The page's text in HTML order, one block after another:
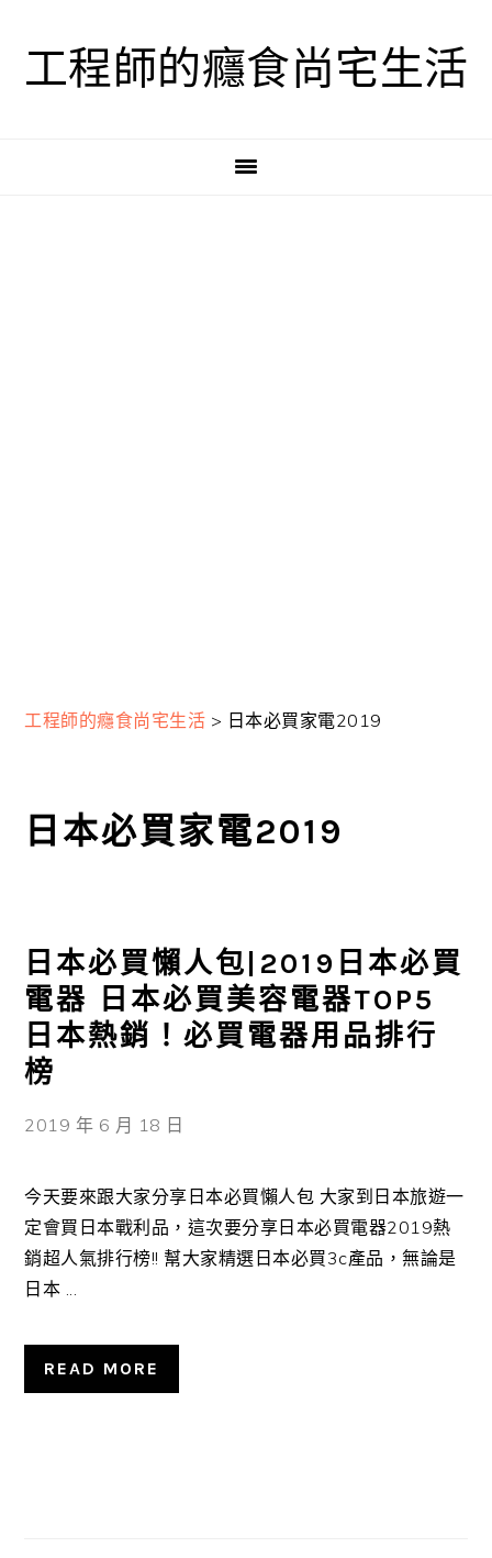
工程師的癮食尚宅生活
工程師的癮食尚宅生活 > 日本必買家電2019
日本必買家電2019
日本必買懶人包|2019日本必買
電器 日本必買美容電器TOP5
日本熱銷！必買電器用品排行
榜
2019 年 6 月 18 日
今天要來跟大家分享日本必買懶人包 大家到日本旅遊一
定會買日本戰利品，這次要分享日本必買電器2019熱
銷超人氣排行榜!! 幫大家精選日本必買3c產品，無論是
日本 ...
READ MORE